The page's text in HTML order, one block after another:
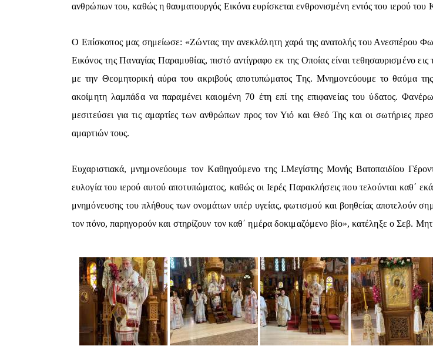
ανθρώπων του, καθώς η θαυματουργός Εικόνα ευρίσκεται ενθρονισμένη εντός του ιερού
Ο Επίσκοπος μας σημείωσε: «Ζώντας την ανεκλάλητη χαρά της ανατολής του Ανεσπέρου
Εικόνος της Παναγίας Παραμυθίας, πιστό αντίγραφο εκ της Οποίας είναι τεθησαυρισμένο
με την Θεομητορική αύρα του ακριβούς αποτυπώματος Της. Μνημονεύουμε το θαύμα
ακοίμητη λαμπάδα να παραμένει καιομένη 70 έτη επί της επιφανείας του ύδατος.
μεσιτεύσει για τις αμαρτίες των ανθρώπων προς τον Υιό και Θεό Της και οι σωτήριες
αμαρτιών τους.
Ευχαριστιακά, μνημονεύουμε τον Καθηγούμενο της Ι.Μεγίστης Μονής Βατοπαιδίου
ευλογία του ιερού αυτού αποτυπώματος, καθώς οι Ιερές Παρακλήσεις που τελούνται καθ΄
μνημόνευσης του πλήθους των ονομάτων υπέρ υγείας, φωτισμού και βοηθείας αποτελούν
τον πόνο, παρηγορούν και στηρίζουν τον καθ΄ ημέρα δοκιμαζόμενο βίο», κατέληξε ο Σεβ.